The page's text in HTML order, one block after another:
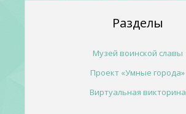
Разделы
Музей воинской славы
Проект «Умные города»
Виртуальная викторина